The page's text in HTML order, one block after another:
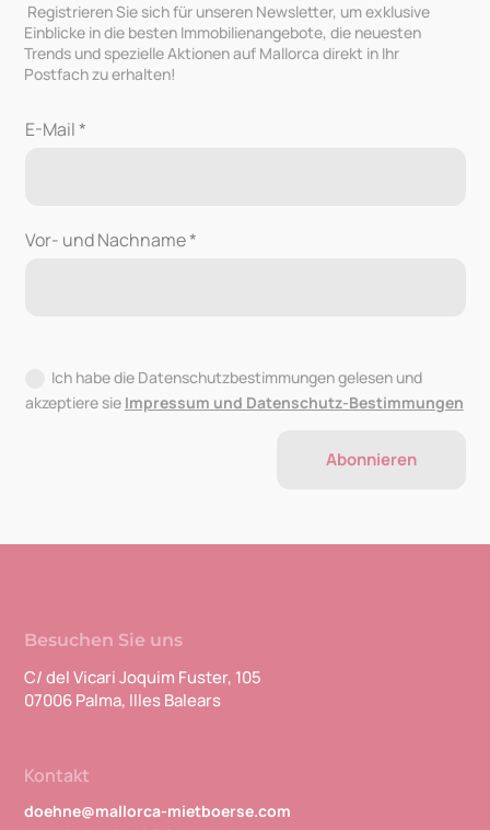
Registrieren Sie sich für unseren Newsletter, um exklusive
Einblicke in die besten Immobilienangebote, die neuesten
Trends und spezielle Aktionen auf Mallorca direkt in Ihr
Postfach zu erhalten!
E-Mail *
Vor- und Nachname *
Ich habe die Datenschutzbestimmungen gelesen und
akzeptiere sie Impressum und Datenschutz-Bestimmungen
Abonnieren
Besuchen Sie uns
C/ del Vicari Joquim Fuster, 105
07006 Palma, Illes Balears
Kontakt
doehne@mallorca-mietboerse.com